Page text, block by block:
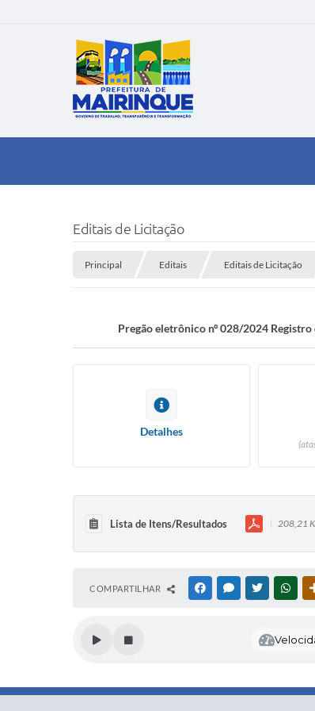
Editais de Licitação
Principal Editais Editais de Licitação
Pregão eletrônico nº 028/2024
Detalhes
Lista de Itens/Resultados 208,21
COMPARTILHAR FACEBOOKMESSENGER
TWITTER